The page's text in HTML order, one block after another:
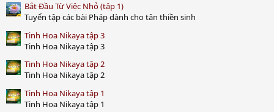
Bắt Đầu Từ Việc Nhỏ (tập 1)
Tuyển tập các bài Pháp dành cho tân thiền sinh
Tinh Hoa Nikaya tập 3
Tinh Hoa Nikaya tập 3
Tinh Hoa Nikaya tập 2
Tinh Hoa Nikaya tập 2
Tinh Hoa Nikaya tập 1
Tinh Hoa Nikaya tập 1